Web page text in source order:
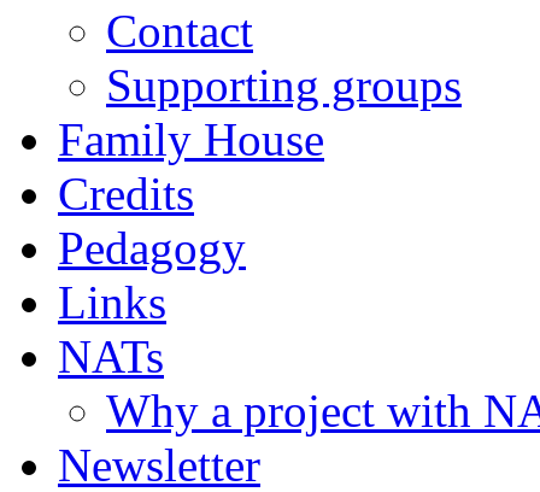
Contact
Supporting groups
Family House
Credits
Pedagogy
Links
NATs
Why a project with
Newsletter